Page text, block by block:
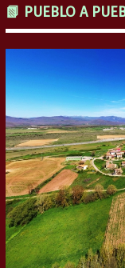
📗 PUEBLO A